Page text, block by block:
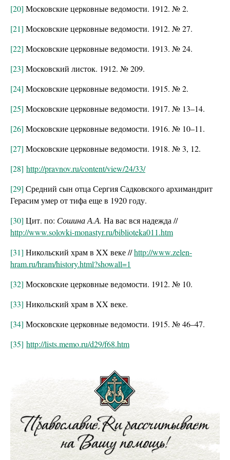
[20] Московские церковные ведомости. 1912. № 2.
[21] Московские церковные ведомости. 1912. № 27.
[22] Московские церковные ведомости. 1913. № 24.
[23] Московский листок. 1912. № 209.
[24] Московские церковные ведомости. 1915. № 2.
[25] Московские церковные ведомости. 1917. № 13–14.
[26] Московские церковные ведомости. 1916. № 10–11.
[27] Московские церковные ведомости. 1918. № 3, 12.
[28] http://pravnov.ru/content/view/24/33/
[29] Средний сын отца Сергия Садковского архимандрит
Герасим умер от тифа еще в 1920 году.
[30] Цит. по: Сошина А.А. На вас вся надежда //
http://www.solovki-monastyr.ru/biblioteka011.htm
[31] Никольский храм в XX веке //http://www.zelen-
hram.ru/hram/history.html?showall=1
[32] Московские церковные ведомости. 1912. № 10.
[33] Никольский храм в XX веке.
[34] Московские церковные ведомости. 1915. № 46–47.
[35] http://lists.memo.ru/d29/f68.htm